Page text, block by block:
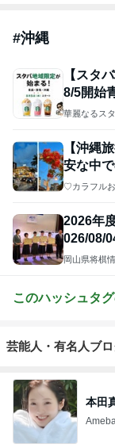
#沖縄
【スタ
8/5開始
華麗なるス
【沖縄
安な中で
♡カラフル
2026年
026/08/
岡山県将棋
このハッシュタ
芸能人・有名人ブ
本田